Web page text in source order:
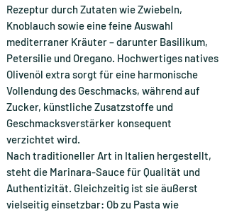
Rezeptur durch Zutaten wie Zwiebeln,
Knoblauch sowie eine feine Auswahl
mediterraner Kräuter – darunter Basilikum,
Petersilie und Oregano. Hochwertiges natives
Olivenöl extra sorgt für eine harmonische
Vollendung des Geschmacks, während auf
Zucker, künstliche Zusatzstoffe und
Geschmacksverstärker konsequent
verzichtet wird.
Nach traditioneller Art in Italien hergestellt,
steht die Marinara-Sauce für Qualität und
Authentizität. Gleichzeitig ist sie äußerst
vielseitig einsetzbar: Ob zu Pasta wie